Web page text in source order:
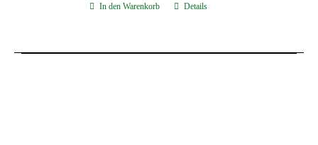
In den Warenkorb Details